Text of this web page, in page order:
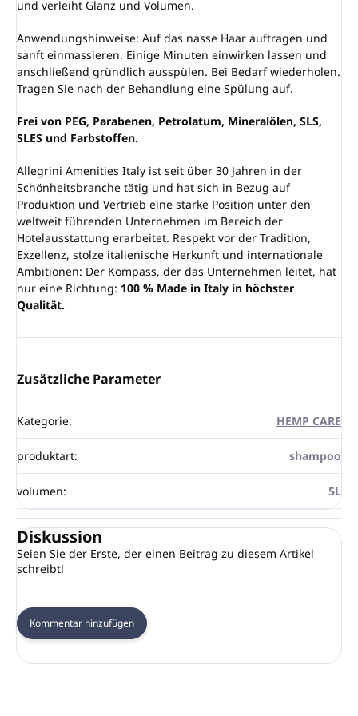
und verleiht Glanz und Volumen.
Anwendungshinweise: Auf das nasse Haar auftragen und
sanft einmassieren. Einige Minuten einwirken lassen und
anschließend gründlich ausspülen. Bei Bedarf wiederholen.
Tragen Sie nach der Behandlung eine Spülung auf.
Frei von PEG, Parabenen, Petrolatum, Mineralölen, SLS,
SLES und Farbstoffen.
Allegrini Amenities Italy ist seit über 30 Jahren in der
Schönheitsbranche tätig und hat sich in Bezug auf
Produktion und Vertrieb eine starke Position unter den
weltweit führenden Unternehmen im Bereich der
Hotelausstattung erarbeitet. Respekt vor der Tradition,
Exzellenz, stolze italienische Herkunft und internationale
Ambitionen: Der Kompass, der das Unternehmen leitet, hat
nur eine Richtung: 100 % Made in Italy in höchster
Qualität.
Zusätzliche Parameter
Kategorie: HEMP CARE
produktart: shampoo
volumen: 5L
Diskussion
Seien Sie der Erste, der einen Beitrag zu diesem Artikel
schreibt!
Kommentar hinzufügen